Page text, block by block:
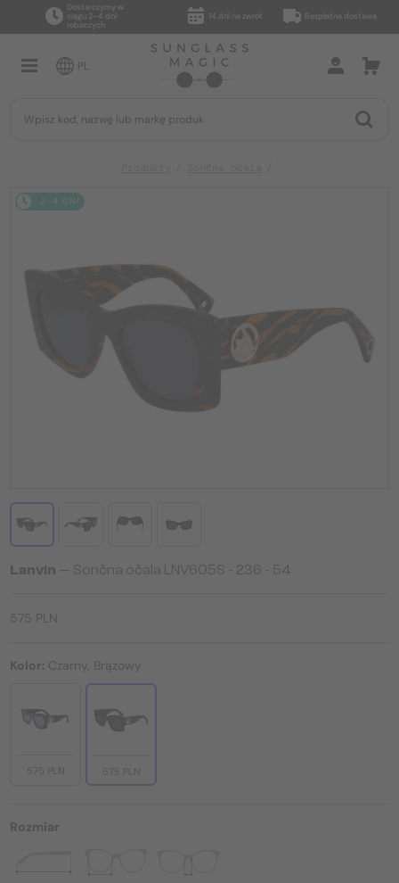
Dostarczymy w
ciągu 2–4 dni
roboczych
14 dni na zwrot Bezpłatna dostawa
PL
2-4 DNI
Lanvin — Sončna očala LNV605S - 236 - 54
575 PLN
Kolor: Czarny, Brązowy
575 PLN 575 PLN
Rozmiar